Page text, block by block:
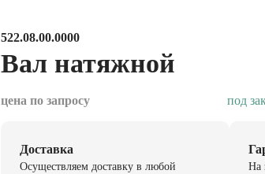
522.08.00.0000
Вал натяжной
цена по запросу под
Доставка
Осуществляем доставку в любой
На